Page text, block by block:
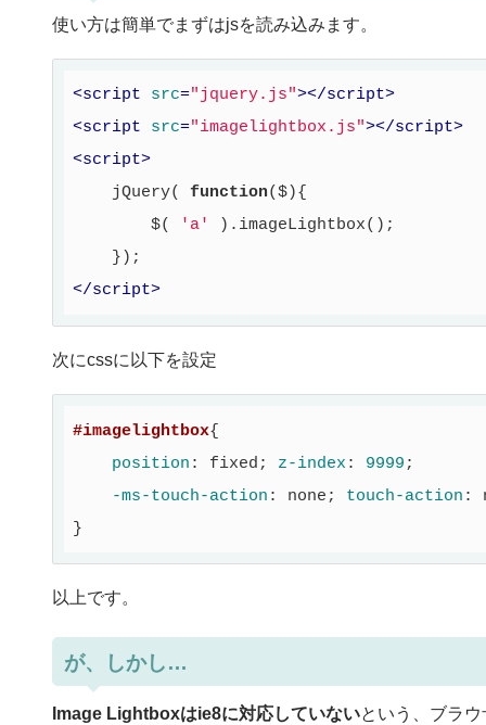
使い方は簡単でまずはjsを読み込みます。
<script src="jquery.js"></script>
<script src="imagelightbox.js"></script>
<script>
jQuery( function($){
$(
'a'
).imageLightbox();
</script>
次にcssに以下を設定
#imagelightbox{
position : fixed ; z-index : 9999 ;
-ms-touch-action : none ; touch-action :
}
以上です。
が、しかし…
Image Lightboxはie8に対応していないという、ブラ